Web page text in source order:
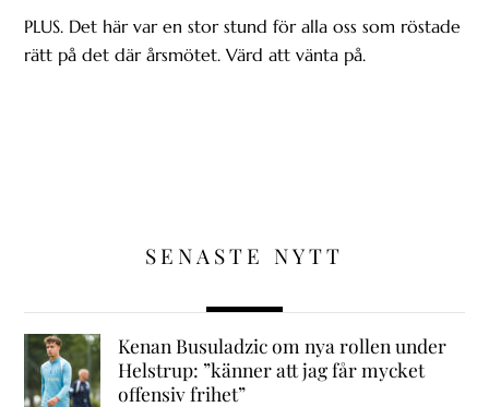
PLUS. Det här var en stor stund för alla oss som röstade
rätt på det där årsmötet. Värd att vänta på.
SENASTE NYTT
Kenan Busuladzic om nya rollen under
Helstrup: ”känner att jag får mycket
offensiv frihet”